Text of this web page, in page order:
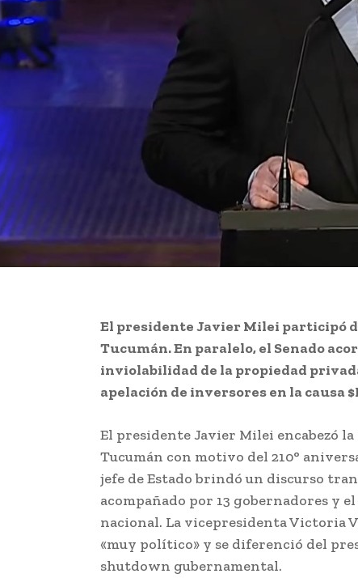
El presidente Javier Milei participó
Tucumán. En paralelo, el Senado
inviolabilidad de la propiedad
apelación de inversores en la causa
El presidente Javier Milei encabezó
Tucumán con motivo del 210°
jefe de Estado brindó un discurso
acompañado por 13 gobernadores y
nacional. La vicepresidenta Victoria
«muy político» y se diferenció del
shutdown gubernamental.